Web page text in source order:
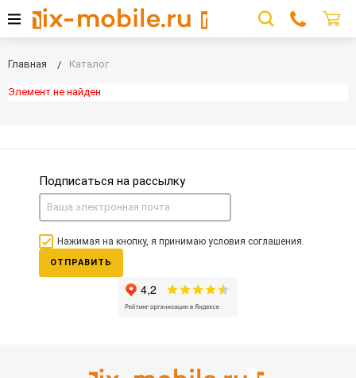
Главная Каталог
Элемент не найден
Подписаться на рассылку
Нажимая на кнопку, я принимаю условия соглашения.
ОТПРАВИТЬ